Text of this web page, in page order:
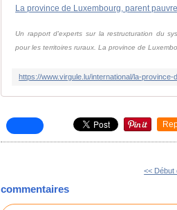
La province de Luxembourg, parent
Un rapport d'experts sur la restructuration du
pour les territoires ruraux. La province de
<< Début
commentaires